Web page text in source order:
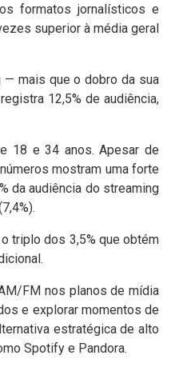
formatos jornalísticos e
superior à média geral
— mais que o dobro da sua
12,5% de audiência,
18 e 34 anos. Apesar de
mostram uma forte
da audiência do streaming
triplo dos 3,5% que obtém
FM nos planos de mídia
e explorar momentos de
estratégica de alto
Spotify e Pandora.